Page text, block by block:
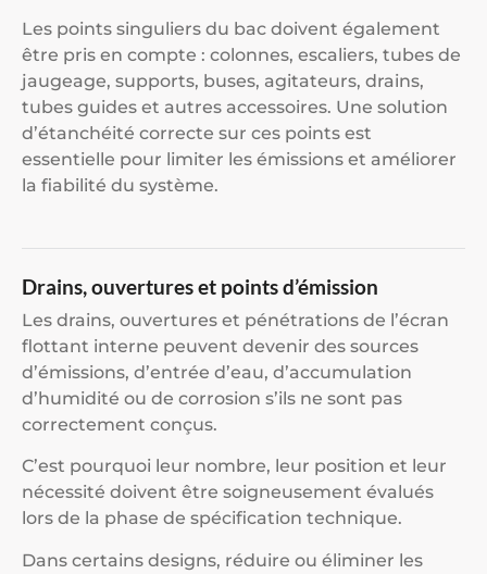
Les points singuliers du bac doivent également
être pris en compte : colonnes, escaliers, tubes de
jaugeage, supports, buses, agitateurs, drains,
tubes guides et autres accessoires. Une solution
d’étanchéité correcte sur ces points est
essentielle pour limiter les émissions et améliorer
la fiabilité du système.
Drains, ouvertures et points d’émission
Les drains, ouvertures et pénétrations de l’écran
flottant interne peuvent devenir des sources
d’émissions, d’entrée d’eau, d’accumulation
d’humidité ou de corrosion s’ils ne sont pas
correctement conçus.
C’est pourquoi leur nombre, leur position et leur
nécessité doivent être soigneusement évalués
lors de la phase de spécification technique.
Dans certains designs, réduire ou éliminer les